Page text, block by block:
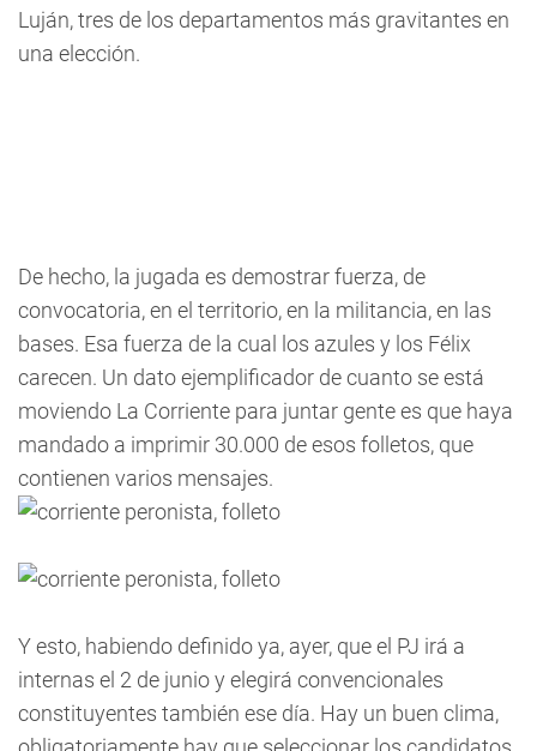
Luján, tres de los departamentos más gravitantes en
una elección.
De hecho, la jugada es demostrar fuerza, de
convocatoria, en el territorio, en la militancia, en las
bases. Esa fuerza de la cual los azules y los Félix
carecen. Un dato ejemplificador de cuanto se está
moviendo La Corriente para juntar gente es que haya
mandado a imprimir 30.000 de esos folletos, que
contienen varios mensajes.
Y esto, habiendo definido ya, ayer, que el PJ irá a
internas el 2 de junio y elegirá convencionales
constituyentes también ese día. Hay un buen clima,